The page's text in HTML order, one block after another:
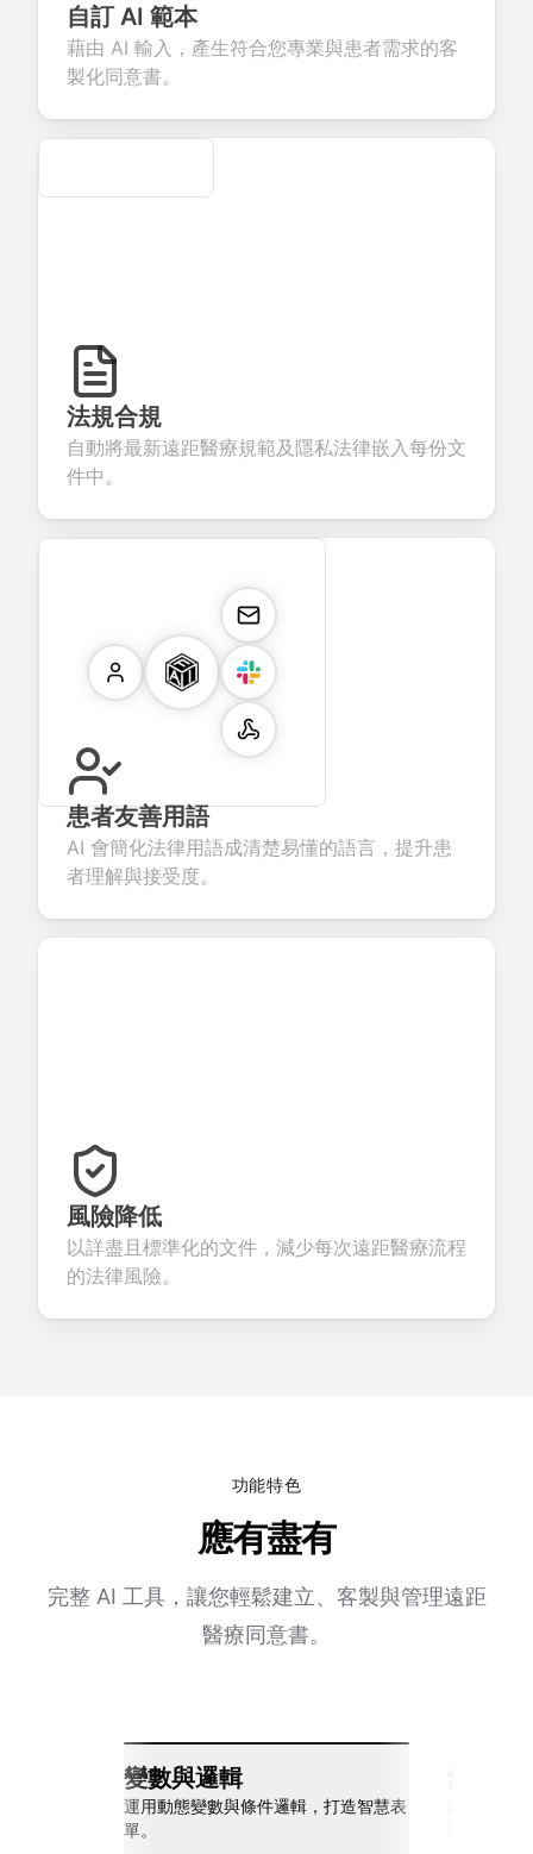
about
products or
seamless
account
creation.
candidate
自訂 AI 範本
藉由 AI 輸入，產生符合您專業與患者需求的客
製化同意書。
Secure
法規合規
自動將最新遠距醫療規範及隱私法律嵌入每份文
件中。
患者友善用語
AI 會簡化法律用語成清楚易懂的語言，提升患
者理解與接受度。
風險降低
以詳盡且標準化的文件，減少每次遠距醫療流程
的法律風險。
功能特色
應有盡有
完整 AI 工具，讓您輕鬆建立、客製與管理遠距
醫療同意書。
變數與邏輯
運用動態變數與條件邏輯，打造智慧表
單。